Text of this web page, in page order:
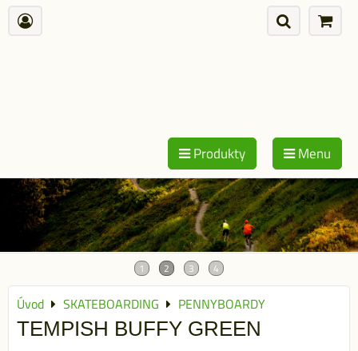
Produkty Menu
Úvod SKATEBOARDING PENNYBOARDY
TEMPISH BUFFY GREEN